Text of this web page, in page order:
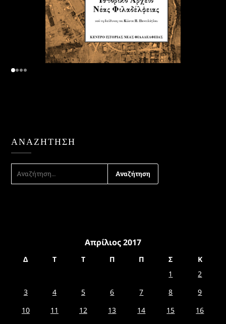
ΑΝΑΖΉΤΗΣΗ
ΑΝΑΖΉΤΗΣΗ
ΓΙΑ:
Απρίλιος 2017
Δ Τ Τ Π Π Σ
Κ
1
2
3
4 5 6 7 8
9
10
11 12 13 14 15
16